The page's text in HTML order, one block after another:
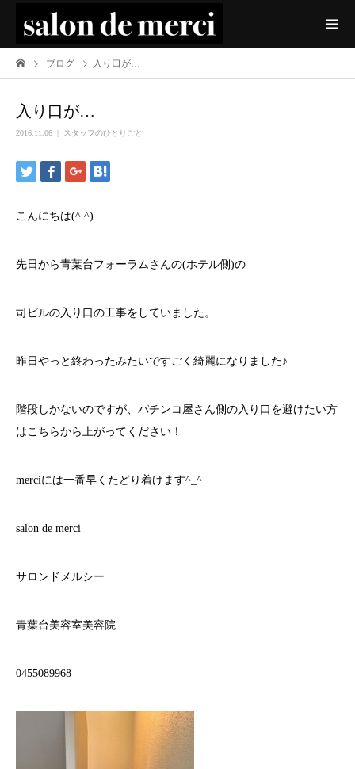
ブログ 入り口が…
入り口が…
2016.11.06 スタッフのひとりごと
こんにちは(^ ^)
先日から青葉台フォーラムさんの(ホテル側)の
司ビルの入り口の工事をしていました。
昨日やっと終わったみたいですごく綺麗になりました♪
階段しかないのですが、パチンコ屋さん側の入り口を避けたい方
はこちらから上がってください！
merciには一番早くたどり着けます^_^
salon de merci
サロンドメルシー
青葉台美容室美容院
0455089968